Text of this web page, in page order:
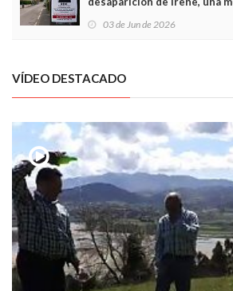
03 de Jun de 2026
VÍDEO DESTACADO